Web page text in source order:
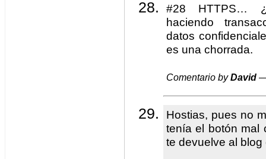
#28 HTTPS…
haciendo
datos
es una chorrada.
Comentario byDavid
Hostias, pues no
tenía el botón mal
te devuelve al